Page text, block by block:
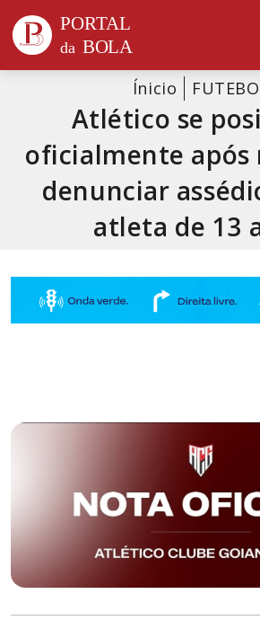
Ínicio
Atlético se
oficialmente após
denunciar
atleta de 13